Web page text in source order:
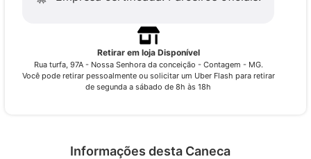
Retirar em loja Disponível
Rua turfa, 97A - Nossa Senhora da conceição - Contagem - MG.
Você pode retirar pessoalmente ou solicitar um Uber Flash para retirar
de segunda a sábado de 8h às 18h
Informações desta Caneca